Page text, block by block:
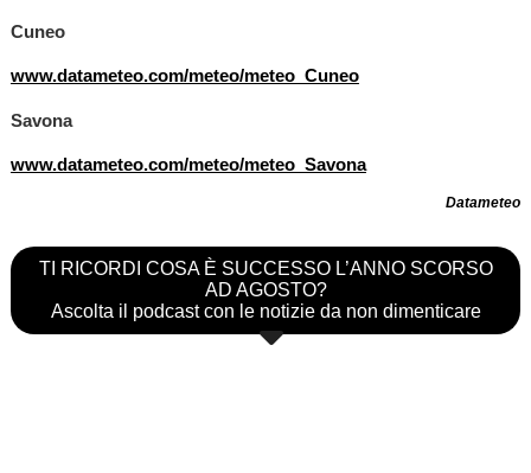
Cuneo
www.datameteo.com/meteo/meteo_Cuneo
Savona
www.datameteo.com/meteo/meteo_Savona
Datameteo
TI RICORDI COSA È SUCCESSO L’ANNO SCORSO
AD AGOSTO?
Ascolta il podcast con le notizie da non dimenticare